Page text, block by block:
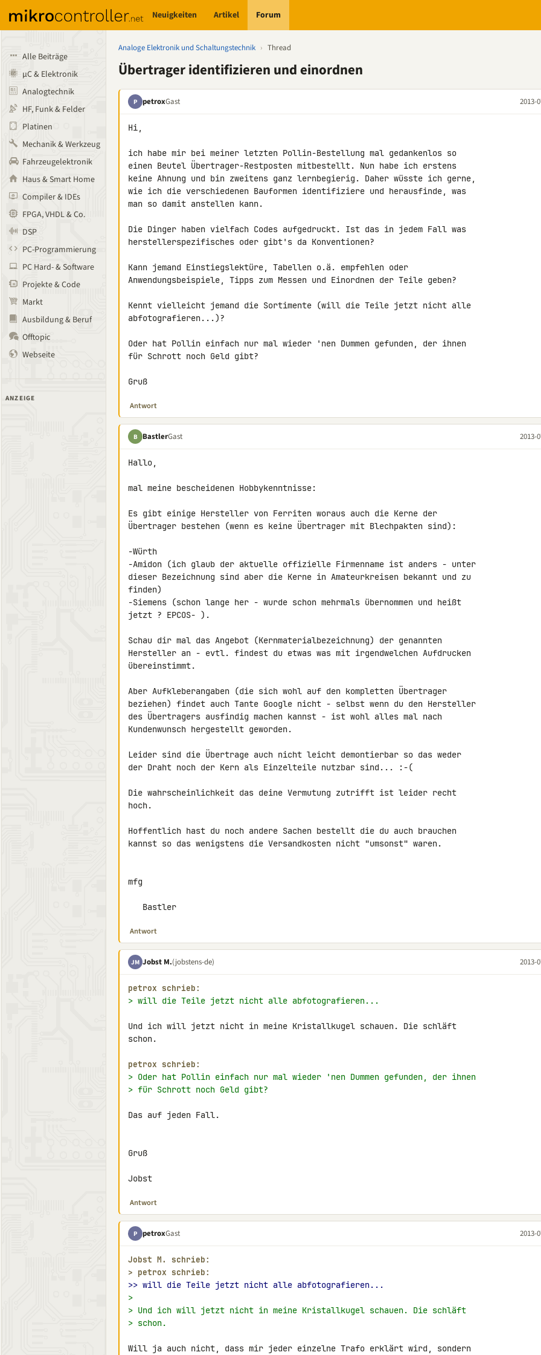
Neuigkeiten Artikel Forum
Alle Beiträge
µC & Elektronik
Analogtechnik
HF, Funk & Felder
Platinen
Mechanik & Werkzeug
Fahrzeugelektronik
Haus & Smart Home
Compiler & IDEs
FPGA, VHDL & Co.
DSP
PC-Programmierung
PC Hard- & Software
Projekte & Code
Markt
Ausbildung & Beruf
Offtopic
Webseite
ANZEIGE
Analoge Elektronik und Schaltungstechnik › Thread
Übertrager identifizieren und einordnen
P petroxGast 2013-
Hi,
ich habe mir bei meiner letzten Pollin-Bestellung mal gedankenlos so
einen Beutel Übertrager-Restposten mitbestellt. Nun habe ich erstens
keine Ahnung und bin zweitens ganz lernbegierig. Daher wüsste ich gerne,
wie ich die verschiedenen Bauformen identifiziere und herausfinde, was
man so damit anstellen kann.
Die Dinger haben vielfach Codes aufgedruckt. Ist das in jedem Fall was
herstellerspezifisches oder gibt's da Konventionen?
Kann jemand Einstiegslektüre, Tabellen o.ä. empfehlen oder
Anwendungsbeispiele, Tipps zum Messen und Einordnen der Teile geben?
Kennt vielleicht jemand die Sortimente (will die Teile jetzt nicht alle
abfotografieren...)?
Oder hat Pollin einfach nur mal wieder 'nen Dummen gefunden, der ihnen
für Schrott noch Geld gibt?
Gruß
Antwort
B BastlerGast 2013-
Hallo,
mal meine bescheidenen Hobbykenntnisse:
Es gibt einige Hersteller von Ferriten woraus auch die Kerne der
Übertrager bestehen (wenn es keine Übertrager mit Blechpakten sind):
-Würth
-Amidon (ich glaub der aktuelle offizielle Firmenname ist anders - unter
dieser Bezeichnung sind aber die Kerne in Amateurkreisen bekannt und zu
finden)
-Siemens (schon lange her - wurde schon mehrmals übernommen und heißt
jetzt ? EPCOS- ).
Schau dir mal das Angebot (Kernmaterialbezeichnung) der genannten
Hersteller an - evtl. findest du etwas was mit irgendwelchen Aufdrucken
übereinstimmt.
Aber Aufkleberangaben (die sich wohl auf den kompletten Übertrager
beziehen) findet auch Tante Google nicht - selbst wenn du den Hersteller
des Übertragers ausfindig machen kannst - ist wohl alles mal nach
Kundenwunsch hergestellt geworden.
Leider sind die Übertrage auch nicht leicht demontierbar so das weder
der Draht noch der Kern als Einzelteile nutzbar sind... :-(
Die wahrscheinlichkeit das deine Vermutung zutrifft ist leider recht
hoch.
Hoffentlich hast du noch andere Sachen bestellt die du auch brauchen
kannst so das wenigstens die Versandkosten nicht "umsonst" waren.
mfg
   Bastler
Antwort
JM Jobst M.(jobstens-de) 2013-
petrox schrieb:
> will die Teile jetzt nicht alle abfotografieren...
Und ich will jetzt nicht in meine Kristallkugel schauen. Die schläft
schon.
petrox schrieb:
> Oder hat Pollin einfach nur mal wieder 'nen Dummen gefunden, der ihnen
> für Schrott noch Geld gibt?
Das auf jeden Fall.
Gruß
Jobst
Antwort
P petroxGast 2013-
Jobst M. schrieb:
> petrox schrieb:
>> will die Teile jetzt nicht alle abfotografieren...
>
> Und ich will jetzt nicht in meine Kristallkugel schauen. Die schläft
> schon.
Will ja auch nicht, dass mir jeder einzelne Trafo erklärt wird, sondern